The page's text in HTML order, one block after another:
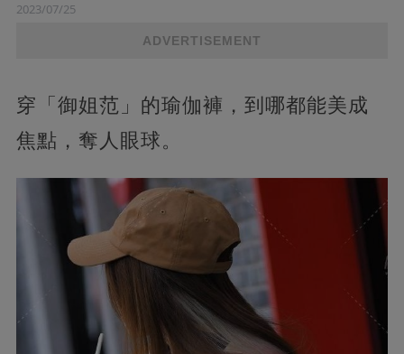
2023/07/25
ADVERTISEMENT
穿「御姐范」的瑜伽褲，到哪都能美成
焦點，奪人眼球。